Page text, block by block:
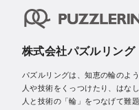
株式会社パズルリング
パズルリングは、知恵の輪のよう
人や技術をくっつけたり、はなし
人と技術の「輪」をつなげて難